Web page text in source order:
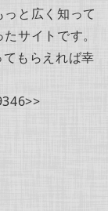
と広く知って
サイトです。
もらえれば幸